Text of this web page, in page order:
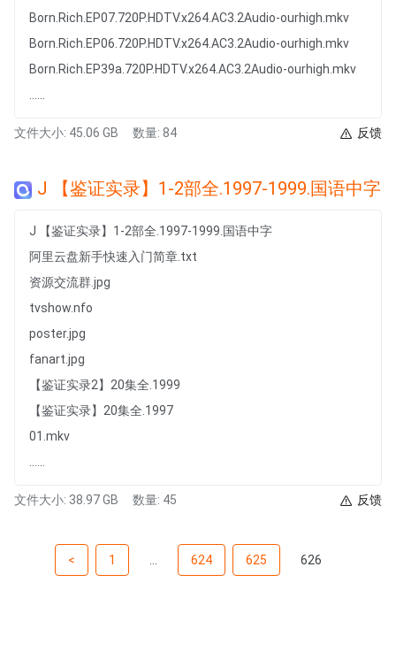
Born.Rich.EP07.720P.HDTV.x264.AC3.2Audio-ourhigh.mkv
Born.Rich.EP06.720P.HDTV.x264.AC3.2Audio-ourhigh.mkv
Born.Rich.EP39a.720P.HDTV.x264.AC3.2Audio-ourhigh.mkv
文件大小: 45.06 GB 数量: 84 反馈
J 【鉴证实录】1-2部全.1997-1999.国语中字
J 【鉴证实录】1-2部全.1997-1999.国语中字
阿里云盘新手快速入门简章.txt
资源交流群.jpg
tvshow.nfo
poster.jpg
fanart.jpg
【鉴证实录2】20集全.1999
【鉴证实录】20集全.1997
01.mkv
文件大小: 38.97 GB 数量: 45 反馈
< 1 624 625 626